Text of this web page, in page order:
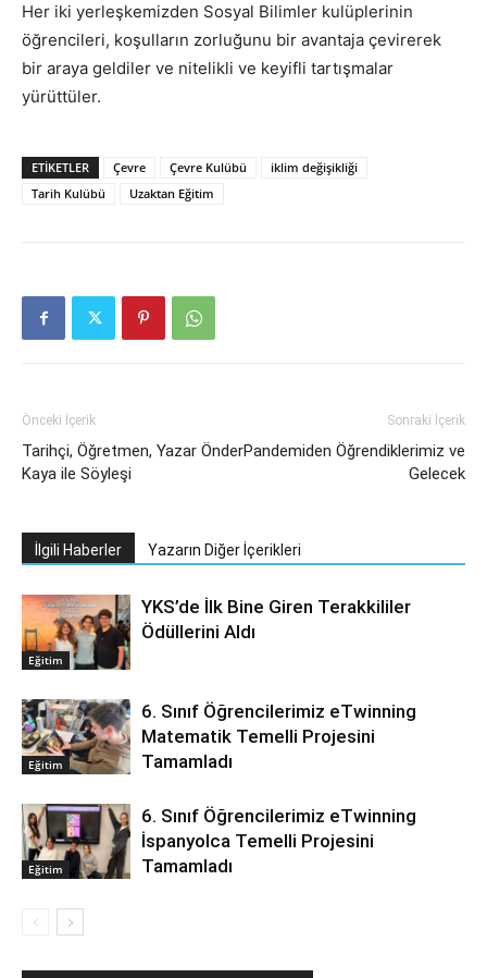
Her iki yerleşkemizden Sosyal Bilimler kulüplerinin
öğrencileri, koşulların zorluğunu bir avantaja çevirerek
bir araya geldiler ve nitelikli ve keyifli tartışmalar
yürüttüler.
ETIKETLER Çevre Çevre Kulübü
iklim değişikliği
Tarih Kulübü
Uzaktan Eğitim
Önceki İçerik
Tarihçi, Öğretmen, Yazar Önder
Kaya ile Söyleşi
Sonraki İçerik
Pandemiden Öğrendiklerimiz ve
Gelecek
İlgili Haberler Yazarın Diğer İçerikleri
Eğitim
YKS’de İlk Bine Giren Terakkililer
Ödüllerini Aldı
Eğitim
6. Sınıf Öğrencilerimiz eTwinning
Matematik Temelli Projesini
Tamamladı
Eğitim
6. Sınıf Öğrencilerimiz eTwinning
İspanyolca Temelli Projesini
Tamamladı